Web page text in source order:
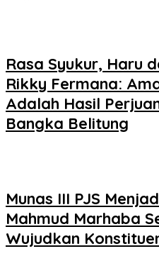
Rasa Syukur, Haru
Rikky Fermana:
Adalah Hasil
Bangka Belitung
Munas III PJS
Mahmud Marhaba
Wujudkan